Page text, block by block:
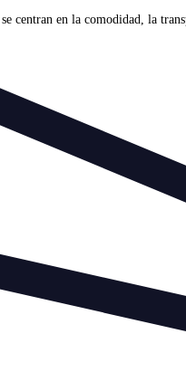
centran en la comodidad, la